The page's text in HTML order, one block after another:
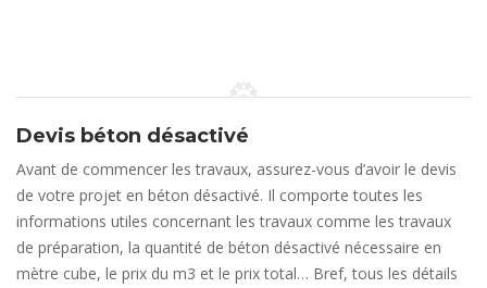
Devis béton désactivé
Avant de commencer les travaux, assurez-vous d’avoir le devis
de votre projet en béton désactivé. Il comporte toutes les
informations utiles concernant les travaux comme les travaux
de préparation, la quantité de béton désactivé nécessaire en
mètre cube, le prix du m3 et le prix total… Bref, tous les détails